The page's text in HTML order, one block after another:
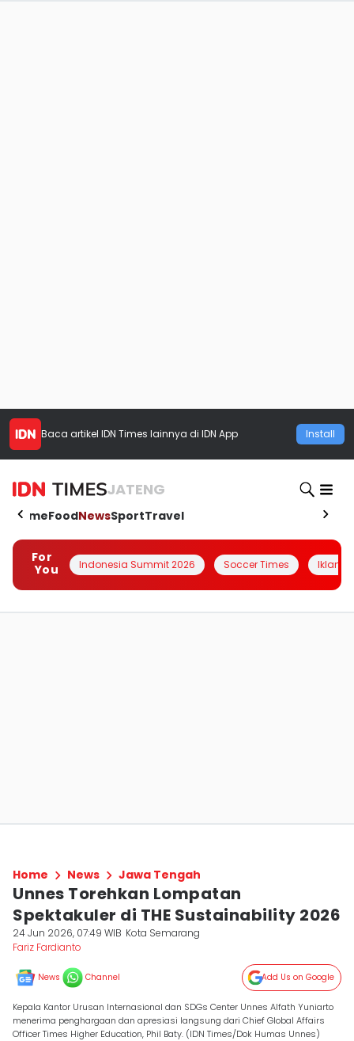
Baca artikel IDN Times lainnya di IDN App Install
JATENG
HomeFoodNewsSportTravel
For
You
Indonesia Summit 2026 Soccer Times Iklanin
Home News Jawa Tengah
Unnes Torehkan Lompatan
Spektakuler di THE Sustainability 2026
24 Jun 2026, 07:49 WIB Kota Semarang
Fariz Fardianto
News Channel Add Us on Google
Kepala Kantor Urusan Internasional dan SDGs Center Unnes Alfath Yuniarto
menerima penghargaan dan apresiasi langsung dari Chief Global Affairs
Officer Times Higher Education, Phil Baty. (IDN Times/Dok Humas Unnes)